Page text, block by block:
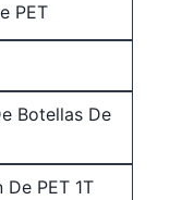
PET
Botellas De
PET 1T